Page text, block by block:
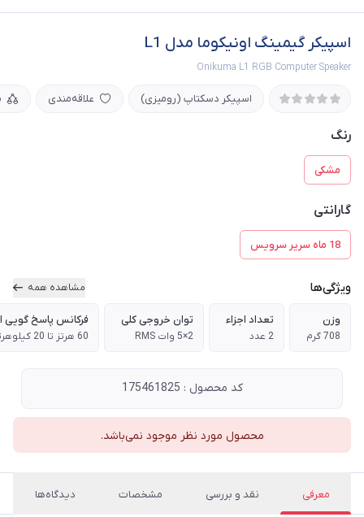
اسپیکر گیمینگ اونیکوما مدل L1
Onikuma L1 RGB Computer Speaker
اسپیکر دسکتاپ (رومیزی) علاقه‌مندی
رنگ
مشکی
گارانتی
18 ماه سریر سرویس
ویژگی‌ها مشاهده همه
وزن
708 گرم
تعداد اجزاء
2 عدد
توان خروجی کلی
2×5 وات RMS
فرکانس پاسخ گویی
60 هرتز تا 20 کیلوهرتز
کد محصول : 175461825
محصول مورد نظر موجود نمی‌باشد.
معرفی نقد و بررسی مشخصات دیدگاه‌ها